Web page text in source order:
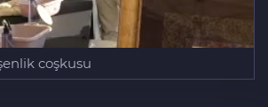
coşkusu